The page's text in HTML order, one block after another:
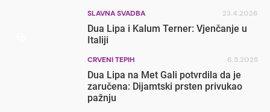
SLAVNA SVADBA 23.4.2026
Dua Lipa i Kalum Terner: Vjenčanje u
Italiji
CRVENI TEPIH 6.5.2025
Dua Lipa na Met Gali potvrdila da je
zaručena: Dijamtski prsten privukao
pažnju